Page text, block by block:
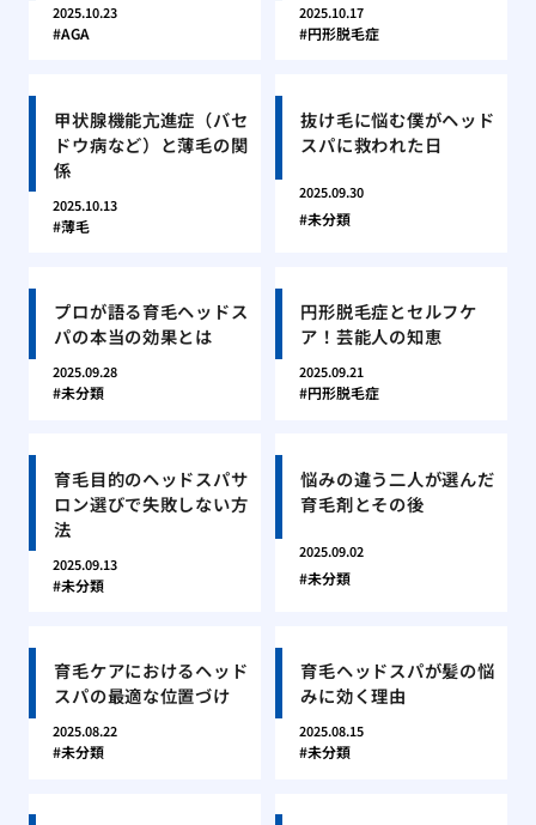
2025.10.23
AGA
2025.10.17
円形脱毛症
甲状腺機能亢進症（バセ
ドウ病など）と薄毛の関
係
2025.10.13
薄毛
抜け毛に悩む僕がヘッド
スパに救われた日
2025.09.30
未分類
プロが語る育毛ヘッドス
パの本当の効果とは
2025.09.28
未分類
円形脱毛症とセルフケ
ア！芸能人の知恵
2025.09.21
円形脱毛症
育毛目的のヘッドスパサ
ロン選びで失敗しない方
法
2025.09.13
未分類
悩みの違う二人が選んだ
育毛剤とその後
2025.09.02
未分類
育毛ケアにおけるヘッド
スパの最適な位置づけ
2025.08.22
未分類
育毛ヘッドスパが髪の悩
みに効く理由
2025.08.15
未分類